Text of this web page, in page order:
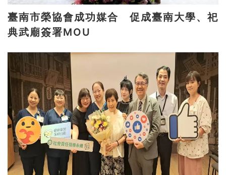
臺南市榮協會成功媒合 促成臺南大學、祀
典武廟簽署MOU